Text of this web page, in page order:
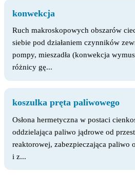
konwekcja
Ruch makroskopowych obszarów
siebie pod działaniem czynników
pompy, mieszadła (konwekcja
różnicy gę...
koszulka pręta paliwowego
Osłona hermetyczna w postaci
oddzielająca paliwo jądrowe od
reaktorowej, zabezpieczająca paliwo
i z...